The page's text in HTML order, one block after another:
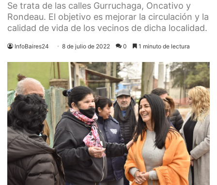
Se trata de las calles Gurruchaga, Oncativo y
Rondeau. El objetivo es mejorar la circulación y la
calidad de vida de los vecinos de dicha localidad.
InfoBaires24 8 de julio de 2022 0 1 minuto de lectura